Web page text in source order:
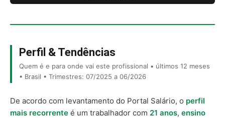
Perfil & Tendências
Quem é e para onde vai este profissional • últimos 12 meses
• Brasil • Trimestres: 07/2025 a 06/2026
De acordo com levantamento do Portal Salário, o perfil
mais recorrente é um trabalhador com 21 anos, ensino